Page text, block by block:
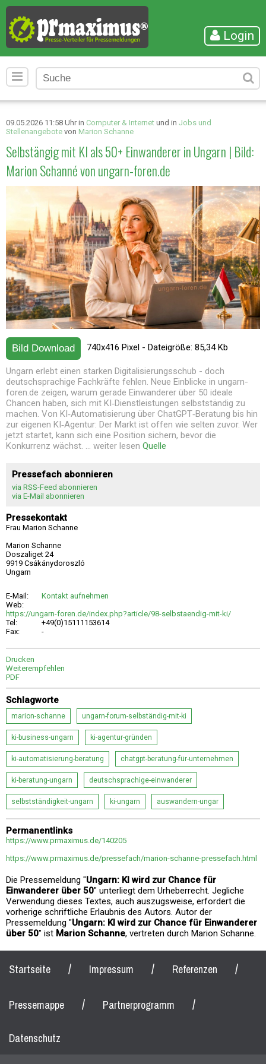
Login
09.05.2026 11:58 Uhr in Computer & Internet und in Jobs und
Stellenangebote von Marion Schanne
Selbstängig mit KI als 50+ Einwanderer in Ungarn | Bild:
Marion Schanné von ungarn-foren.de
Bild Download 740x416 Pixel - Dateigröße: 85,34 Kb
Ungarn erlebt einen starken Digitalisierungsschub - doch
deutschsprachige Fachkräfte fehlen. Neue Einblicke in ungarn-
foren.de zeigen, warum gerade Einwanderer über 50 ideale
Chancen haben, sich mit KI‑Dienstleistungen selbstständig zu
machen. Von KI‑Automatisierung über ChatGPT‑Beratung bis hin
zur eigenen KI‑Agentur: Der Markt ist offen wie selten zuvor. Wer
jetzt startet, kann sich eine Position sichern, bevor die
Konkurrenz wächst. ... weiter lesen Quelle
Pressefach abonnieren
via RSS-Feed abonnieren
via E-Mail abonnieren
Pressekontakt
Frau Marion Schanne
Marion Schanne
Doszaliget 24
9919 Csákánydoroszló
Ungarn
E-Mail:
Kontakt aufnehmen
Web:
https://ungarn-foren.de/index.php?article/98-selbstaendig-mit-ki/
Tel:
+49(0)15111153614
Fax:
-
Drucken
Weiterempfehlen
PDF
Schlagworte
marion-schanne ungarn-forum-selbständig-mit-ki
ki-business-ungarn ki-agentur-gründen
ki-automatisierung-beratung chatgpt-beratung-für-unternehmen
ki-beratung-ungarn deutschsprachige-einwanderer
selbstständigkeit-ungarn ki-ungarn auswandern-ungar
Permanentlinks
https://www.prmaximus.de/140205
https://www.prmaximus.de/pressefach/marion-schanne-pressefach.html
Die Pressemeldung "Ungarn: KI wird zur Chance für
Einwanderer über 50" unterliegt dem Urheberrecht. Jegliche
Verwendung dieses Textes, auch auszugsweise, erfordert die
vorherige schriftliche Erlaubnis des Autors. Autor der
Pressemeldung "Ungarn: KI wird zur Chance für Einwanderer
über 50" ist Marion Schanne, vertreten durch Marion Schanne.
Startseite / Impressum / Referenzen /
Pressemappe / Partnerprogramm /
Datenschutz